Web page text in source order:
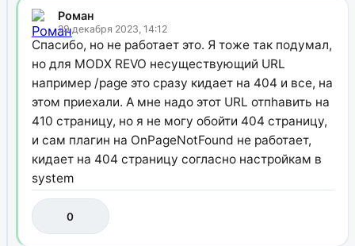
Роман
29 декабря 2023, 14:12
Спасибо, но не работает это. Я тоже так подумал,
но для MODX REVO несуществующий URL
например /page это сразу кидает на 404 и все, на
этом приехали. А мне надо этот URL отпhавить на
410 страницу, но я не могу обойти 404 страницу,
и сам плагин на OnPageNotFound не работает,
кидает на 404 страницу согласно настройкам в
system
0